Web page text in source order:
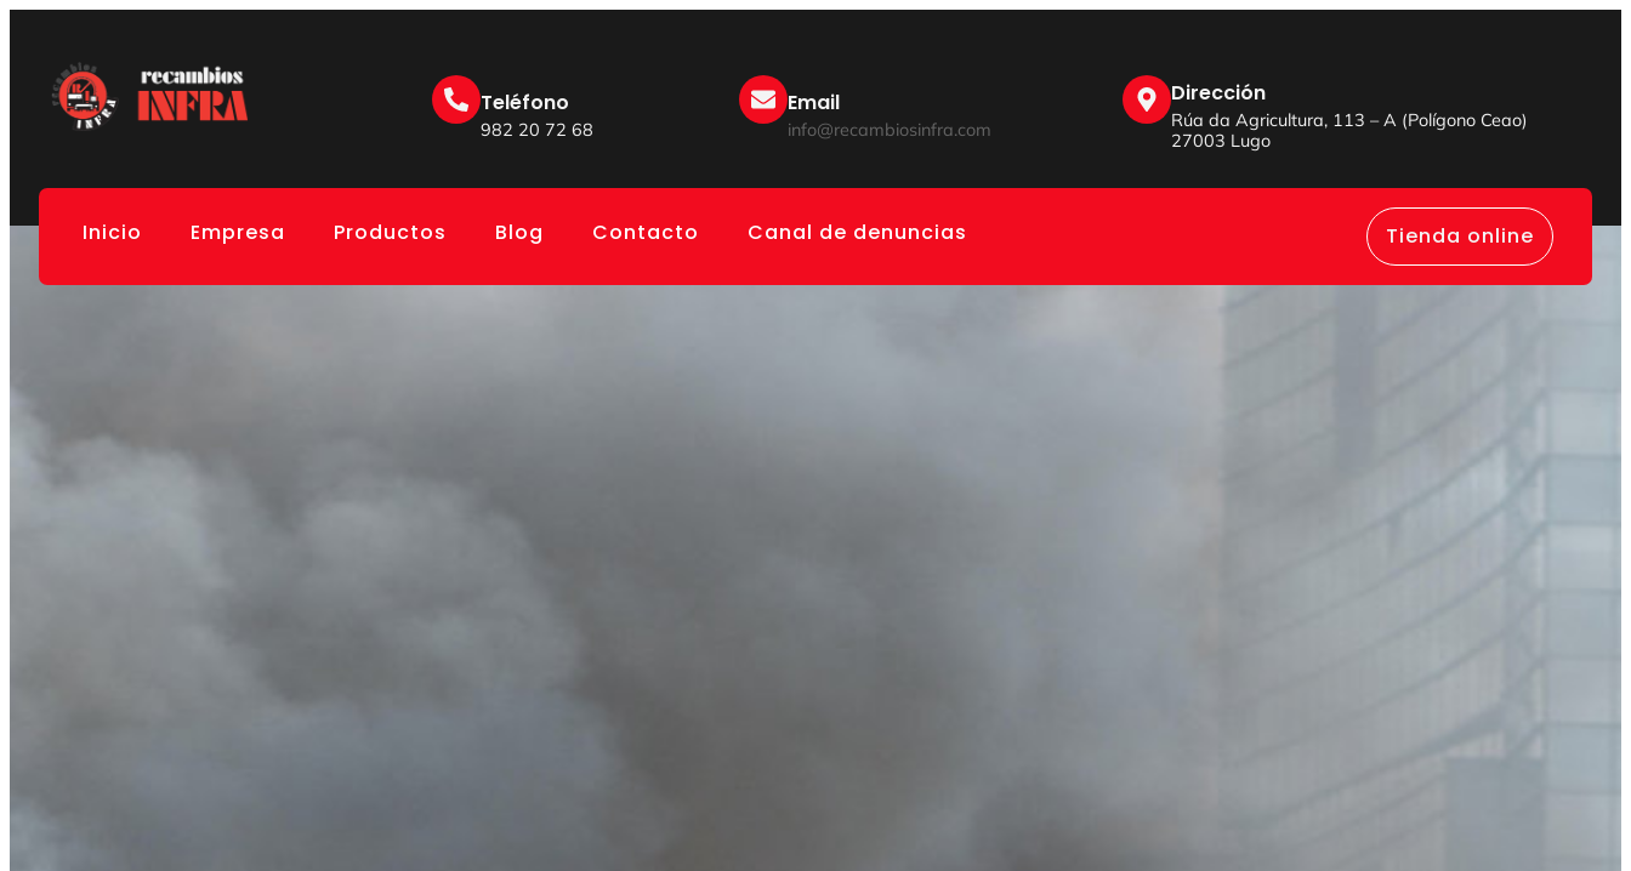
Teléfono
982 20 72 68
Email
info@recambiosinfra.com
Dirección
Rúa da Agricultura, 113 – A (Polígono Ceao)
27003 Lugo
Inicio Empresa Productos Blog Contacto Canal de denuncias Tienda online